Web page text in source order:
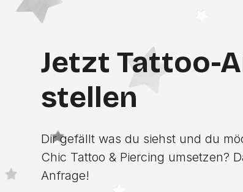
Jetzt Tattoo-
stellen
Dir gefällt was du siehst und du
Chic Tattoo & Piercing umsetzen?
Anfrage!